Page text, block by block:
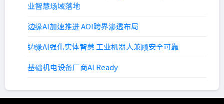
业智慧场域落地
边缘AI加速推进 AOI跨界渗透布局
边缘AI强化实体智慧 工业机器人兼顾安全可靠
基础机电设备厂商AI Ready